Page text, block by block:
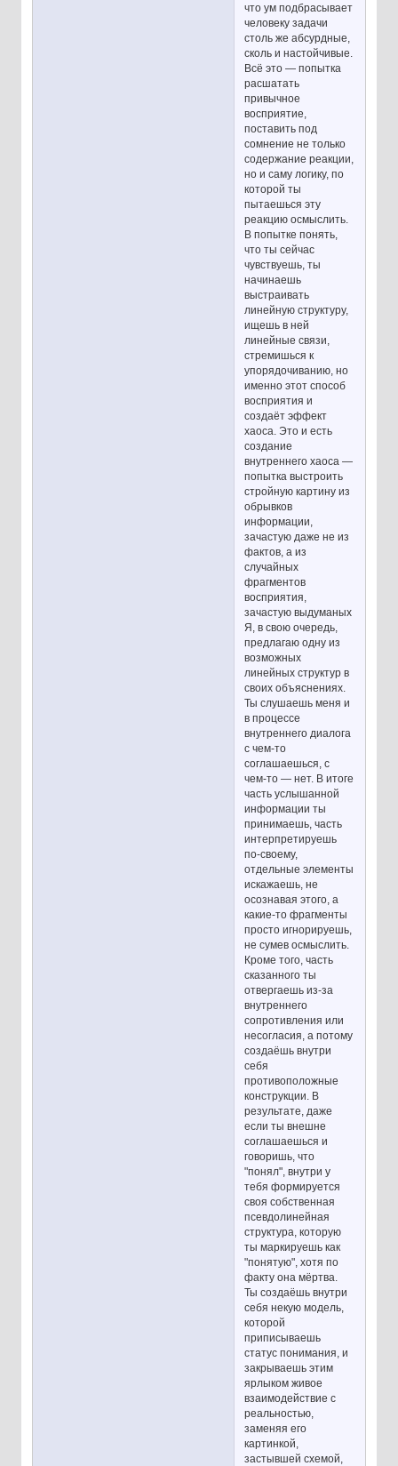
что ум подбрасывает
человеку задачи
столь же абсурдные,
сколь и настойчивые.
Всё это — попытка
расшатать
привычное
восприятие,
поставить под
сомнение не только
содержание реакции,
но и саму логику, по
которой ты
пытаешься эту
реакцию осмыслить.
В попытке понять,
что ты сейчас
чувствуешь, ты
начинаешь
выстраивать
линейную структуру,
ищешь в ней
линейные связи,
стремишься к
упорядочиванию, но
именно этот способ
восприятия и
создаёт эффект
хаоса. Это и есть
создание
внутреннего хаоса —
попытка выстроить
стройную картину из
обрывков
информации,
зачастую даже не из
фактов, а из
случайных
фрагментов
восприятия,
зачастую выдуманых
Я, в свою очередь,
предлагаю одну из
возможных
линейных структур в
своих объяснениях.
Ты слушаешь меня и
в процессе
внутреннего диалога
с чем-то
соглашаешься, с
чем-то — нет. В итоге
часть услышанной
информации ты
принимаешь, часть
интерпретируешь
по-своему,
отдельные элементы
искажаешь, не
осознавая этого, а
какие-то фрагменты
просто игнорируешь,
не сумев осмыслить.
Кроме того, часть
сказанного ты
отвергаешь из-за
внутреннего
сопротивления или
несогласия, а потому
создаёшь внутри
себя
противоположные
конструкции. В
результате, даже
если ты внешне
соглашаешься и
говоришь, что
"понял", внутри у
тебя формируется
своя собственная
псевдолинейная
структура, которую
ты маркируешь как
"понятую", хотя по
факту она мёртва.
Ты создаёшь внутри
себя некую модель,
которой
приписываешь
статус понимания, и
закрываешь этим
ярлыком живое
взаимодействие с
реальностью,
заменяя его
картинкой,
застывшей схемой,